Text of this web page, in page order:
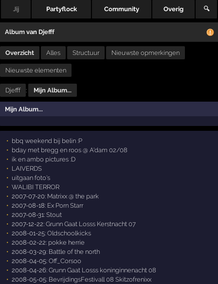
Jij Partyflock Community Overig 🔍
Album van Djefff
Overzicht Alles Structuur Nieuwste opmerkingen
Nieuwste elementen
Djefff : Mijn Album...
Mijn Album...
bbq weekend bij belin :P
bday met bregg en roos @ A'dam 02/08
ik en ambo pictures :D
LAIVERDS
uitgaan foto's
WALIBI TERROR
2007-07-20: Matrixx @ the park
2007-08-18: Ex Porn Starr
2007-08-31: Stout
2007-12-22: Grunn Gaat Losss Kerstnacht 07
2008-01-25: Oldschoolkicks
2008-02-22: pokke herrie
2008-03-29: Battle of the north
2008-04-05: Off_Corsoo
2008-04-26: Grunn Gaat Losss koninginnenacht 08
2008-05-05: BevrijdingsFestivall 08 Skitzofrenixx